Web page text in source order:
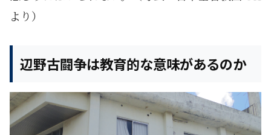
より）
辺野古闘争は教育的な意味があるのか